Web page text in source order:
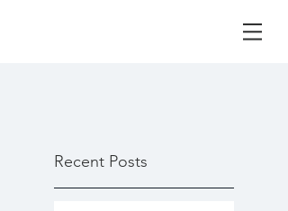
Recent Posts